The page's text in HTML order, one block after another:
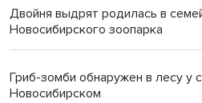
Двойня выдрят родилась в
Новосибирского зоопарка
Гриб-зомби обнаружен в лесу у
Новосибирском